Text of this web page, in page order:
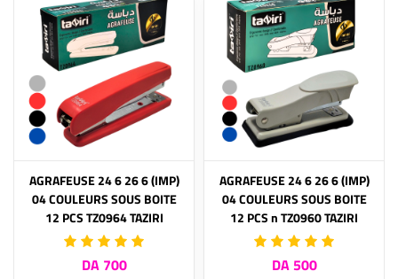
(IMP) AGRAFEUSE 24 6 26 6
04 COULEURS SOUS BOITE
12 PCS n TZ0960 TAZIRI
500 DA
(IMP) AGRAFEUSE 24 6 26 6
04 COULEURS SOUS BOITE
12 PCS TZ0964 TAZIRI
700 DA